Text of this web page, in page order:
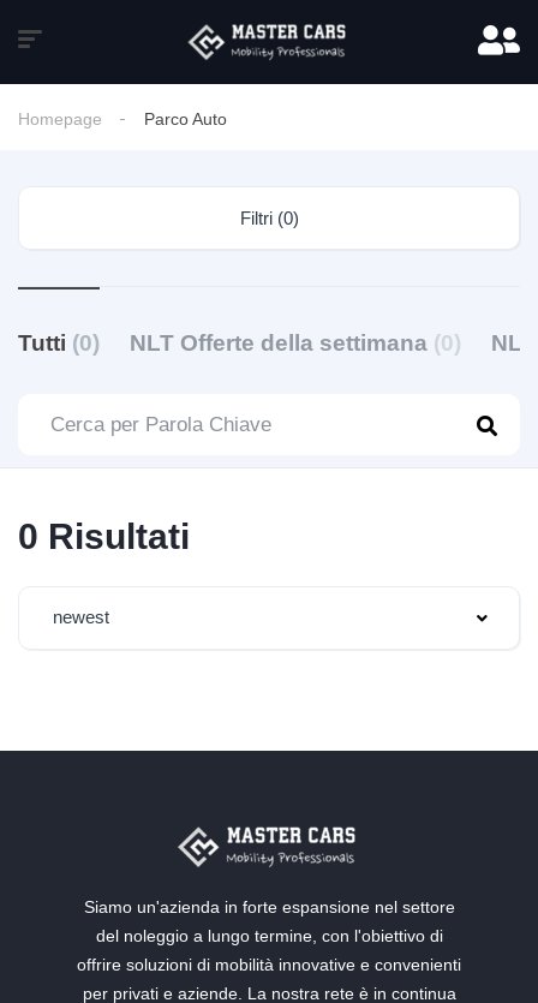
Homepage Parco Auto
Filtri (0)
Tutti (0) NLT Offerte della settimana (0)
0 Risultati
newest
Siamo un'azienda in forte espansione nel settore
del noleggio a lungo termine, con l'obiettivo di
offrire soluzioni di mobilità innovative e convenienti
per privati e aziende. La nostra rete è in continua